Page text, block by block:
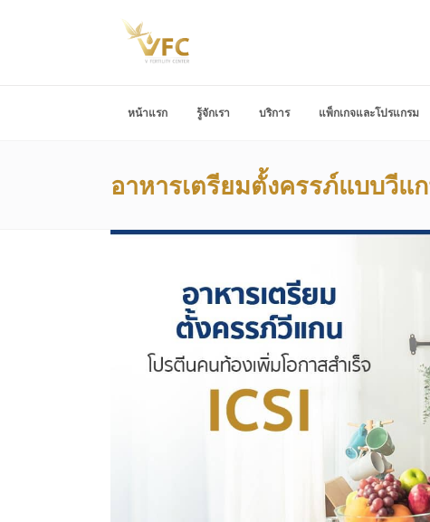
หน้าแรก รู้จักเรา บริการ แพ็กเกจและโปรแกรม
อาหารเตรียมตั้งครรภ์แบบวี